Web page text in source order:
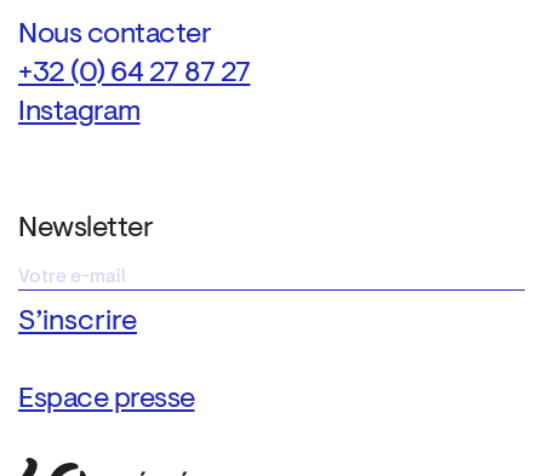
Nous contacter
+32 (0) 64 27 87 27
Instagram
Newsletter
Espace presse